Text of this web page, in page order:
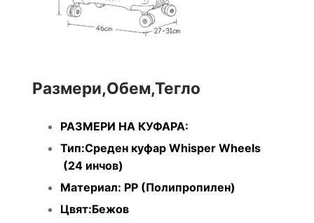
Размери,Обем,Тегло
РАЗМЕРИ НА КУФАРА:
Тип:Среден куфар Whisper Wheels
(24 инчов)
Материал: PP (Полипропилен)
Цвят:Бежов